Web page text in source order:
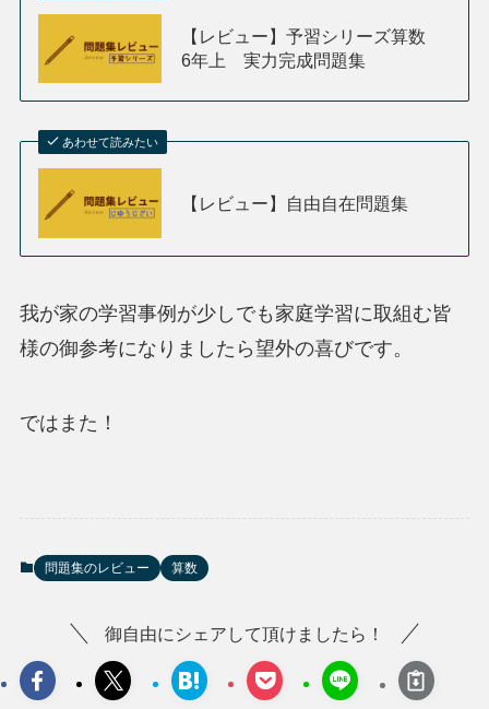
【レビュー】予習シリーズ算数
6年上 実力完成問題集
あわせて読みたい
【レビュー】自由自在問題集
我が家の学習事例が少しでも家庭学習に取組む皆
様の御参考になりましたら望外の喜びです。
ではまた！
問題集のレビュー 算数
御自由にシェアして頂けましたら！